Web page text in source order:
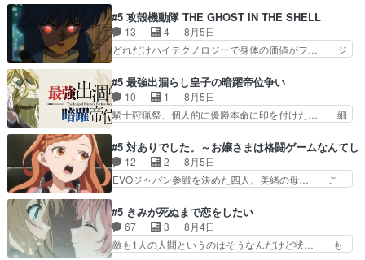
ーベルボアが暴れてると聞い… ちょっと年齢の事
を言いすぎとゆーか言い訳… ベリルの母もやはり
只者じゃなかったかベリ…
ゥーアの唯一の手駒が強すぎる笑あお… 私にとっ
て完全にご褒美回ゼー様の葉巻シー… やはりター
ニャが後方指揮だと展開に迫力が… “貧乏籤百連
無料ガチャ”100連でも1回… 2期入ってから地味
ばならぬ」って言葉に… ゼートゥーア左遷によっ
て参謀本部の連携が… 緊張感ある戦闘描写とギャ
グ今週の『有能な…
#5 攻殻機動隊 THE GHOST IN THE SHELL
13 4
8月5日
どれだけハイテクノロジーで身体の価値がフ… ジ
コマだいぶ理性持ち始めた。この世界の… 原作読
んだのもう何年も前なのに、覚えてる… コイルの
汚職を突き止めるべくバトーの指導… やまとん1
号はどこの部分で使うのだろう？… 日本とロシア
primevideoで視聴しまし… 前回同様『イノセン
ス』を含む押井・神山版… 第５話「EPISODEラ
ストの母親の気持…
#5 最強出涸らし皇子の暗躍帝位争い
10 1
8月5日
騎士狩猟祭、個人的に優勝本命に印を付けた… 細
ナがチートすぎる笑アルは最初から自分… プラネ
ット・ウィズ展開アツいな「騎士狩猟… 麦茶どこ
ろかタイトル通り麦茶の出涸らしぐ… 第５話を
ABEMAで視聴しました。視聴に… 復讐に燃える
が“萌え”なのでこの娘が皇帝… ウサギ好きそうな
王女殿下がかわいい。幼馴… ついに始まった狩猟
祭。エルナの活躍で上位…
#5 対ありでした。～お嬢さまは格闘ゲームなんてし
12 2
8月5日
EVOジャパン参戦を決めた四人。美緒の母… こ
目は気品溢れてるのに中身は…美緒ママ… テー
マ：格ゲー大会に行くには？感想は、美… 大会を
前に格ゲー熱が高まる一方、百合の本… 東京で開
催される格ゲー大会に参加すること… Japanに向
#5 きみが死ぬまで恋をしたい
67 3
8月4日
敵も1人の人間というのはそうなんだけど状… も